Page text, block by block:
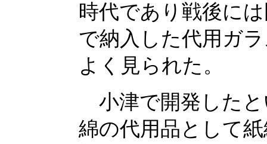
時代であり戦後に
で納入した代用ガ
よく見られた。
小津で開発したと
綿の代用品として